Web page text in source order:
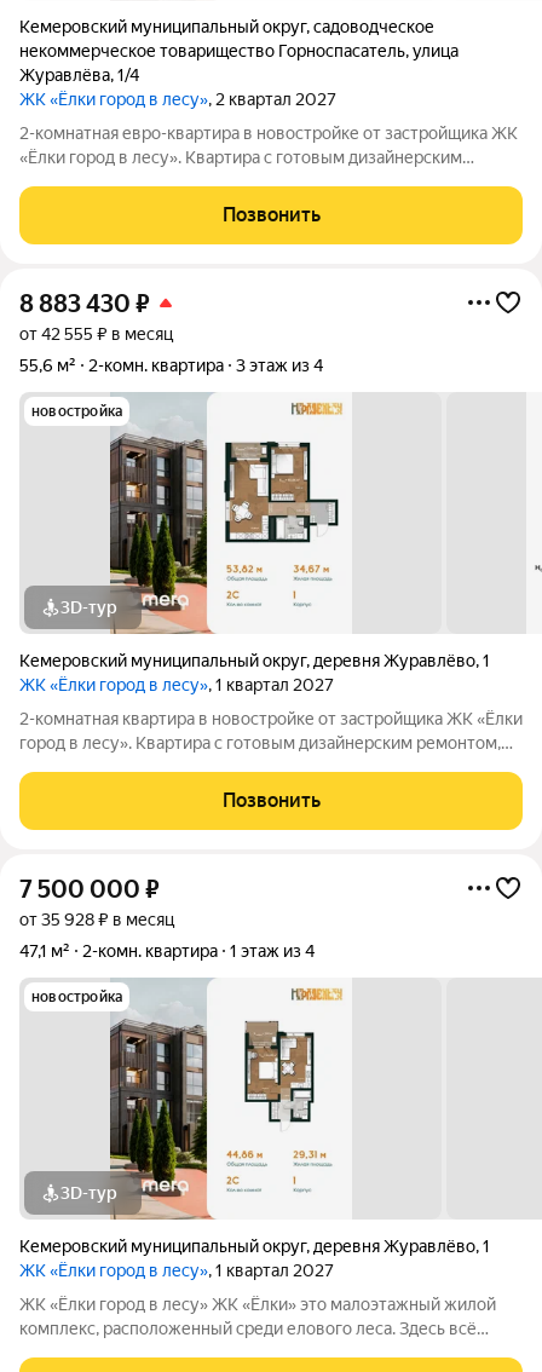
Кемеровский муниципальный округ,садоводческое
некоммерческое товарищество Горноспасатель,улица
Журавлёва,1/4
ЖК «Ёлки город в лесу», 2 квартал 2027
2-комнатная евро-квартира в новостройке от застройщика ЖК
«Ёлки город в лесу». Квартира с готовым дизайнерским
санузлом. Формат «заезжай и живи» без ремонта, шума и
дополнительных затрат.
Позвонить
8 883 430 ₽
от 42 555 ₽ в месяц
55,6 м²
2-комн. квартира 3 этаж из 4
новостройка
3D-тур
Кемеровский муниципальный округ, деревня Журавлёво,1
ЖК «Ёлки город в лесу», 1 квартал 2027
2-комнатная квартира в новостройке от застройщика ЖК «Ёлки
город в лесу». Квартира с готовым дизайнерским ремонтом,
Формат «заезжай и живи» без ремонта, шума и
дополнительных затрат. Квартира
Позвонить
7 500 000 ₽
от 35 928 ₽ в месяц
47,1 м²
2-комн. квартира 1 этаж из 4
новостройка
3D-тур
Кемеровский муниципальный округ, деревня Журавлёво,1
ЖК «Ёлки город в лесу», 1 квартал 2027
ЖК «Ёлки город в лесу» ЖК «Ёлки» это малоэтажный жилой
комплекс, расположенный среди елового леса. Здесь всё